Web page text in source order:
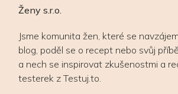
Ženy s.r.o.
Jsme komunita žen, které se
blog, poděl se o recept nebo svůj
a nech se inspirovat zkušenostmi a
testerek z Testuj.to.